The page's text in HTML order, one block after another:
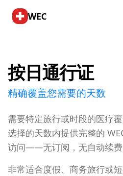
WEC
按日通行证
精确覆盖您需要的天数
需要特定旅行或时段的医疗
选择的天数内提供完整的
访问——无订阅，无自动续费
非常适合度假、商务旅行或